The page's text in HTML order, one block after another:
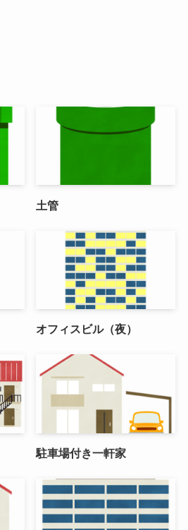
土管
オフィスビル（夜）
駐車場付き一軒家